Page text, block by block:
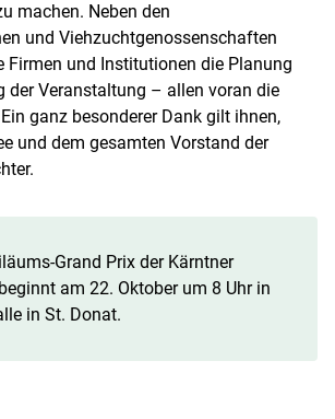
machen. Neben den
und Viehzuchtgenossenschaften
Firmen und Institutionen die Planung
der Veranstaltung – allen voran die
ganz besonderer Dank gilt ihnen,
und dem gesamten Vorstand der
Grand Prix der Kärntner
am 22. Oktober um 8 Uhr in
in St. Donat.